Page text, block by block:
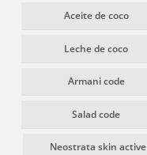
Aceite de coco
Leche de coco
Armani code
Salad code
Neostrata skin active